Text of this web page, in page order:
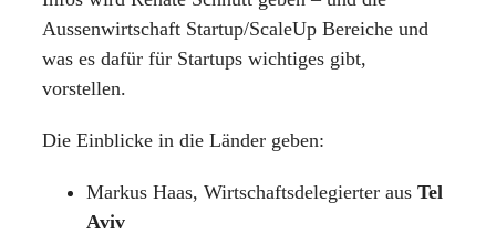
Aussenwirtschaft Startup/ScaleUp Bereiche und
was es dafür für Startups wichtiges gibt,
vorstellen.
Die Einblicke in die Länder geben:
Markus Haas, Wirtschaftsdelegierter aus Tel
Aviv